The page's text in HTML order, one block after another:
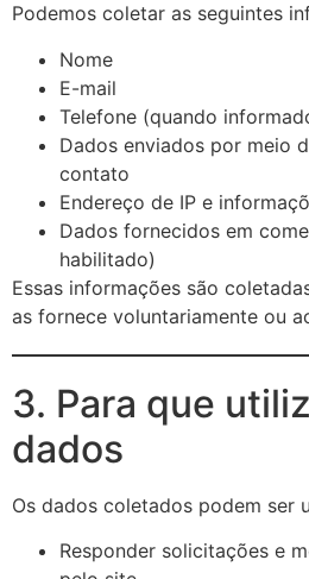
Podemos coletar as seguintes
Nome
E-mail
Telefone (quando
Dados enviados por meio
contato
Endereço de IP e
Dados fornecidos em
habilitado)
Essas informações são
as fornece voluntariamente ou
3. Para que
dados
Os dados coletados podem ser
Responder solicitações e